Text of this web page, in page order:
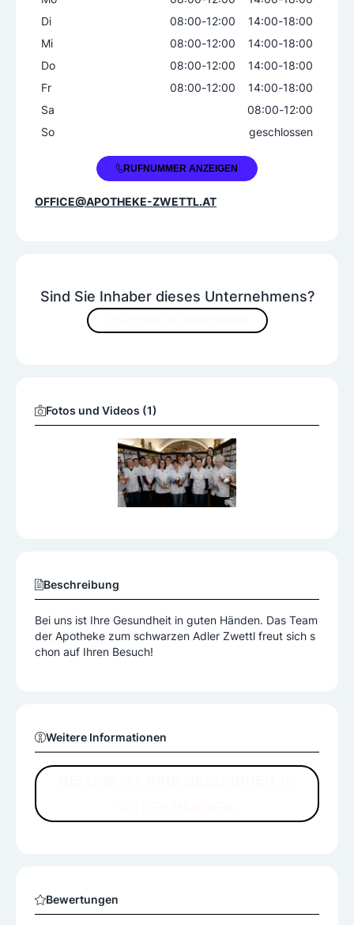
Blutdruck- und Gewichtskontrolle
Medizinische Reiseberatung
Weitere Angebote
Sind Sie Inhaber dieses Unternehmens?
Fotos und Videos (1)
Beschreibung
Bei uns ist Ihre Gesundheit in guten Händen. Das Team
der Apotheke zum schwarzen Adler Zwettl freut sich s
chon auf Ihren Besuch!
Weitere Informationen
Bewertungen
Di
08:00-12:00 14:00-18:00
Mi
08:00-12:00 14:00-18:00
Do
08:00-12:00 14:00-18:00
Fr
08:00-12:00 14:00-18:00
Sa
08:00-12:00
So
geschlossen
+43 2822 52458RUFNUMMER ANZEIGEN
OFFICE@APOTHEKE-ZWETTL.AT